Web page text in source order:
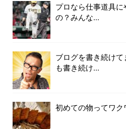
プロなら仕事道具
の？みんな...
ブログを書き続け
も書き続け...
初めての物ってワク